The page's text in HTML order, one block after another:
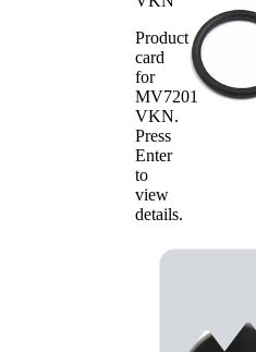
Product
card
for
MV7201
VKN.
Press
Enter
to
view
details.